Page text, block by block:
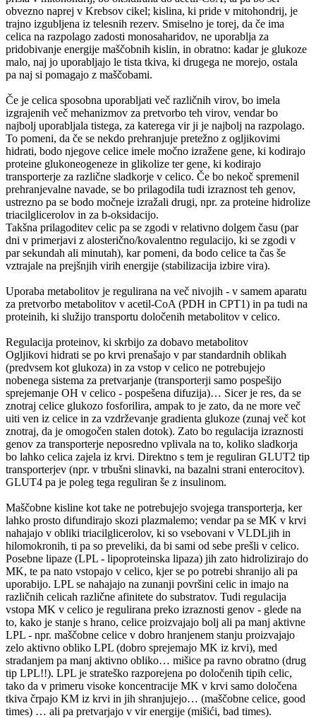
obvezno naprej v Krebsov cikel; kislina, ki pride v mitohondrij, je
trajno izgubljena iz telesnih rezerv. Smiselno je torej, da če ima
celica na razpolago zadosti monosaharidov, ne uporablja za
pridobivanje energije maščobnih kislin, in obratno: kadar je glukoze
malo, naj jo uporabljajo le tista tkiva, ki drugega ne morejo, ostala
pa naj si pomagajo z maščobami.
Če je celica sposobna uporabljati več različnih virov, bo imela
izgrajenih več mehanizmov za pretvorbo teh virov, vendar bo
najbolj uporabljala tistega, za katerega vir ji je najbolj na razpolago.
To pomeni, da če se nekdo prehranjuje pretežno z ogljikovimi
hidrati, bodo njegove celice imele močno izražene gene, ki kodirajo
proteine glukoneogeneze in glikolize ter gene, ki kodirajo
transporterje za različne sladkorje v celico. Če bo nekoč spremenil
prehranjevalne navade, se bo prilagodila tudi izraznost teh genov,
ustrezno pa se bodo močneje izražali drugi, npr. za proteine hidrolize
triacilglicerolov in za b-oksidacijo.
Takšna prilagoditev celic pa se zgodi v relativno dolgem času (par
dni v primerjavi z alosterično/kovalentno regulacijo, ki se zgodi v
par sekundah ali minutah), kar pomeni, da bodo celice ta čas še
vztrajale na prejšnjih virih energije (stabilizacija izbire vira).
Uporaba metabolitov je regulirana na več nivojih - v samem aparatu
za pretvorbo metabolitov v acetil-CoA (PDH in CPT1) in pa tudi na
proteinih, ki služijo transportu določenih metabolitov v celico.
Regulacija proteinov, ki skrbijo za dobavo metabolitov
Ogljikovi hidrati se po krvi prenašajo v par standardnih oblikah
(predvsem kot glukoza) in za vstop v celico ne potrebujejo
nobenega sistema za pretvarjanje (transporterji samo pospešijo
sprejemanje OH v celico - pospešena difuzija)… Sicer je res, da se
znotraj celice glukozo fosforilira, ampak to je zato, da ne more več
uiti ven iz celice in za vzdrževanje gradienta glukoze (zunaj več kot
znotraj, da je omogočen stalen dotok). Zato bo regulacija izraznosti
genov za transporterje neposredno vplivala na to, koliko sladkorja
bo lahko celica zajela iz krvi. Direktno s tem je reguliran GLUT2 tip
transporterjev (npr. v trbušni slinavki, na bazalni strani enterocitov).
GLUT4 pa je poleg tega reguliran še z insulinom.
Maščobne kisline kot take ne potrebujejo svojega transporterja, ker
lahko prosto difundirajo skozi plazmalemo; vendar pa se MK v krvi
nahajajo v obliki triacilglicerolov, ki so vsebovani v VLDLjih in
hilomokronih, ti pa so preveliki, da bi sami od sebe prešli v celico.
Posebne lipaze (LPL - lipoproteinska lipaza) jih zato hidrolizirajo do
MK, te pa nato vstopajo v celico, kjer se po potrebi shranijo ali pa
uporabijo. LPL se nahajajo na zunanji površini celic in imajo na
različnih celicah različne afinitete do substratov. Tudi regulacija
vstopa MK v celico je regulirana preko izraznosti genov - glede na
to, kako je stanje s hrano, celice proizvajajo bolj ali pa manj aktivne
LPL - npr. maščobne celice v dobro hranjenem stanju proizvajajo
zelo aktivno obliko LPL (dobro sprejemajo MK iz krvi), med
stradanjem pa manj aktivno obliko… mišice pa ravno obratno (drug
tip LPL!!). LPL je strateško razporejena po določenih tipih celic,
tako da v primeru visoke koncentracije MK v krvi samo določena
tkiva črpajo KM iz krvi in jih shranjujejo… (maščobne celice, good
times) … ali pa pretvarjajo v vir energije (mišići, bad times).